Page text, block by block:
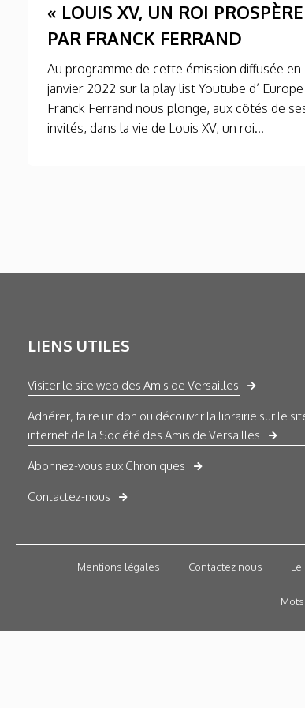
« LOUIS XV, UN ROI
PAR FRANCK FERRAND
Au programme de cette émission diffusée en
janvier 2022 sur la play list Youtube d’ Europe
Franck Ferrand nous plonge, aux côtés de
invités, dans la vie de Louis XV, un roi...
LIENS UTILES
Visiter le site web des Amis de Versailles
Adhérer, faire un don ou découvrir la librairie sur le
internet de la Société des Amis de Versailles
Abonnez-vous aux Chroniques
Contactez-nous
Mentions légales Contactez nous